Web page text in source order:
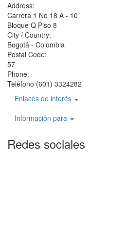
Address:
Carrera 1 No 18 A - 10
Bloque Q Piso 8
City / Country:
Bogotá - Colombia
Postal Code:
57
Phone:
Teléfono (601) 3324282
Enlaces de interés
Información para
Redes sociales